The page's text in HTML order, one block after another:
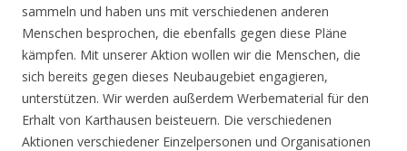
sammeln und haben uns mit verschiedenen anderen
Menschen besprochen, die ebenfalls gegen diese Pläne
kämpfen. Mit unserer Aktion wollen wir die Menschen, die
sich bereits gegen dieses Neubaugebiet engagieren,
unterstützen. Wir werden außerdem Werbematerial für den
Erhalt von Karthausen beisteuern. Die verschiedenen
Aktionen verschiedener Einzelpersonen und Organisationen